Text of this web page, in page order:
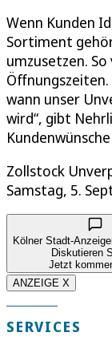
Wenn Kunden
Sortiment
umzusetzen.
Öffnungszeiten.
wann unser
wird“, gibt
Zollstock
Samstag, 5.
Kölner Stadt-
Diskutieren
Jetzt
ANZEIGE X
SERVICES